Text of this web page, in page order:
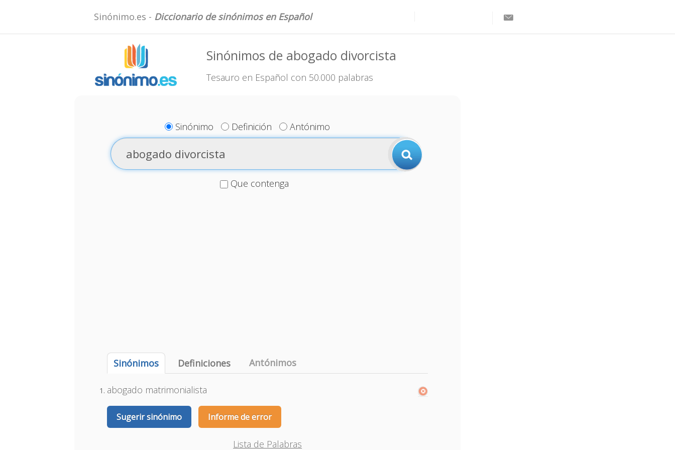
Sinónimo.es - Diccionario de sinónimos en Español
Sinónimos de abogado divorcista
Tesauro en Español con 50.000 palabras
Sinónimo Definición Antónimo
Que contenga
Sinónimos Definiciones Antónimos
abogado matrimonialista
Sugerir sinónimo Informe de error
Lista de Palabras